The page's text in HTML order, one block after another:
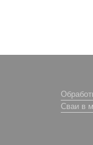
Сваи в